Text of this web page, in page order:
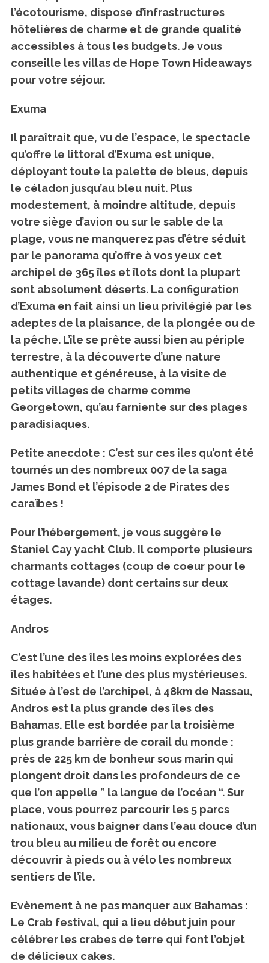
l’écotourisme, dispose d’infrastructures
hôtelières de charme et de grande qualité
accessibles à tous les budgets. Je vous
conseille les villas de Hope Town Hideaways
pour votre séjour.
Exuma
Il paraîtrait que, vu de l’espace, le spectacle
qu’offre le littoral d’Exuma est unique,
déployant toute la palette de bleus, depuis
le céladon jusqu’au bleu nuit. Plus
modestement, à moindre altitude, depuis
votre siège d’avion ou sur le sable de la
plage, vous ne manquerez pas d’être séduit
par le panorama qu’offre à vos yeux cet
archipel de 365 îles et îlots dont la plupart
sont absolument déserts. La configuration
d’Exuma en fait ainsi un lieu privilégié par les
adeptes de la plaisance, de la plongée ou de
la pêche. L’île se prête aussi bien au périple
terrestre, à la découverte d’une nature
authentique et généreuse, à la visite de
petits villages de charme comme
Georgetown, qu’au farniente sur des plages
paradisiaques.
Petite anecdote : C’est sur ces iles qu’ont été
tournés un des nombreux 007 de la saga
James Bond et l’épisode 2 de Pirates des
caraïbes !
Pour l’hébergement, je vous suggère le
Staniel Cay yacht Club. Il comporte plusieurs
charmants cottages (coup de coeur pour le
cottage lavande) dont certains sur deux
étages.
Andros
C’est l’une des îles les moins explorées des
îles habitées et l’une des plus mystérieuses.
Située à l’est de l’archipel, à 48km de Nassau,
Andros est la plus grande des îles des
Bahamas. Elle est bordée par la troisième
plus grande barrière de corail du monde :
près de 225 km de bonheur sous marin qui
plongent droit dans les profondeurs de ce
que l’on appelle ” la langue de l’océan “. Sur
place, vous pourrez parcourir les 5 parcs
nationaux, vous baigner dans l’eau douce d’un
trou bleu au milieu de forêt ou encore
découvrir à pieds ou à vélo les nombreux
sentiers de l’île.
Evènement à ne pas manquer aux Bahamas :
Le Crab festival, qui a lieu début juin pour
célébrer les crabes de terre qui font l’objet
de délicieux cakes.